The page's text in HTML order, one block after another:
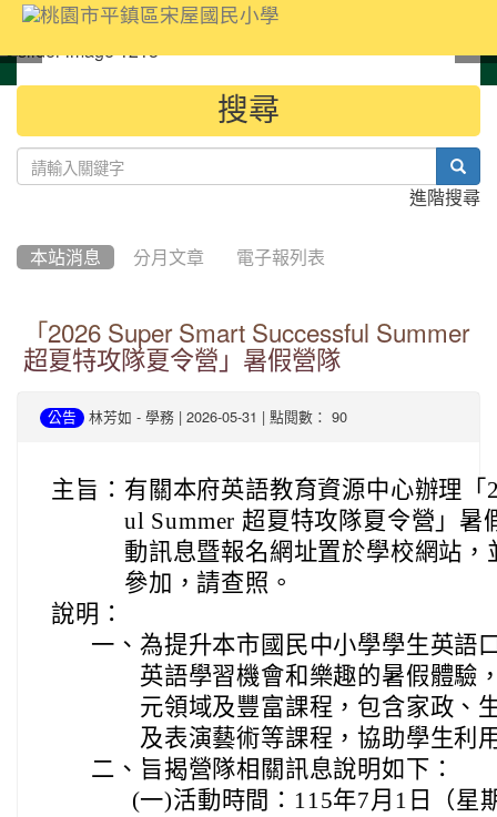
::: 搜尋
進階搜尋
本站消息 分月文章 電子報列表
「2026 Super Smart Successful Summer
超夏特攻隊夏令營」暑假營隊
公告 林芳如 - 學務 | 2026-05-31 | 點閱數： 90
主旨： 有關本府英語教育資源中心辦理「
ul Summer 超夏特攻隊夏令營」
動訊息暨報名網址置於學校網站
參加，請查照。
說明：
一、 為提升本市國民中小學學生英語
英語學習機會和樂趣的暑假體驗
元領域及豐富課程，包含家政、
及表演藝術等課程，協助學生利
二、 旨揭營隊相關訊息說明如下：
(一)活動時間：115年7月1日（星